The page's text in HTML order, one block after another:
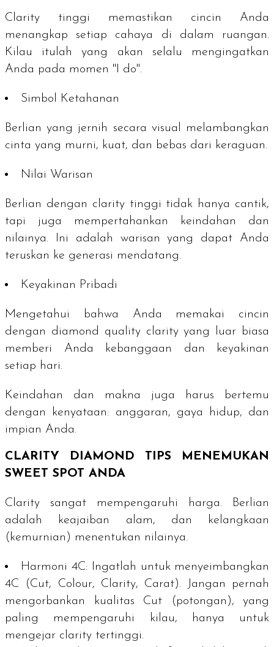
Clarity tinggi memastikan cincin Anda
menangkap setiap cahaya di dalam ruangan.
Kilau itulah yang akan selalu mengingatkan
Anda pada momen "I do".
Simbol Ketahanan
Berlian yang jernih secara visual melambangkan
cinta yang murni, kuat, dan bebas dari keraguan.
Nilai Warisan
Berlian dengan claritytinggi tidak hanya cantik,
tapi juga mempertahankan keindahan dan
nilainya. Ini adalah warisan yang dapat Anda
teruskan ke generasi mendatang.
Keyakinan Pribadi
Mengetahui bahwa Anda memakai cincin
dengan diamond quality clarityyang luar biasa
memberi Anda kebanggaan dan keyakinan
setiap hari.
Keindahan dan makna juga harus bertemu
dengan kenyataan: anggaran, gaya hidup, dan
impian Anda.
CLARITY DIAMOND TIPS MENEMUKAN
SWEET SPOT ANDA
Clarity sangat mempengaruhi harga. Berlian
adalah keajaiban alam, dan kelangkaan
(kemurnian) menentukan nilainya.
Harmoni 4C: Ingatlah untuk menyeimbangkan
4C (Cut, Colour, Clarity, Carat). Jangan pernah
mengorbankan kualitas Cut (potongan), yang
paling mempengaruhi kilau, hanya untuk
mengejar clarity tertinggi.